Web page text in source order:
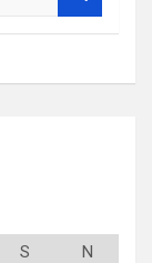
S
N